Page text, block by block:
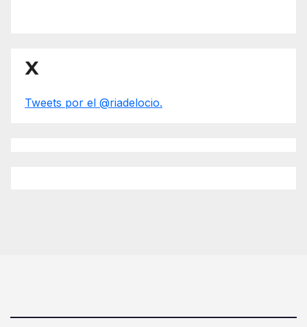
X
Tweets por el @riadelocio.